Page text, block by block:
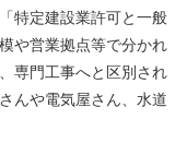
特定建設業許可と一般
や営業拠点等で分かれ
専門工事へと区別され
んや電気屋さん、水道